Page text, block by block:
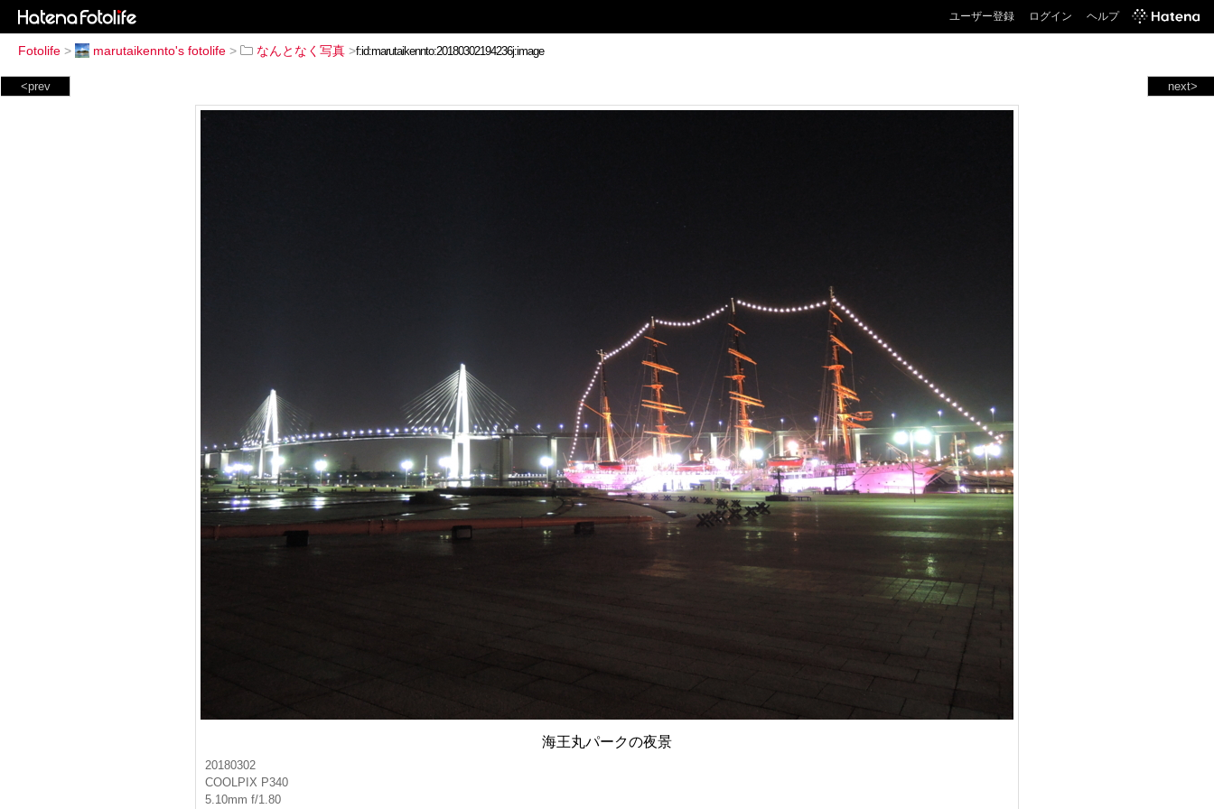
ユーザー登録 ログイン ヘルプ
Fotolife > marutaikennto's fotolife > なんとなく写真 >
next>
<prev
海王丸パークの夜景
20180302
COOLPIX P340
5.10mm f/1.80